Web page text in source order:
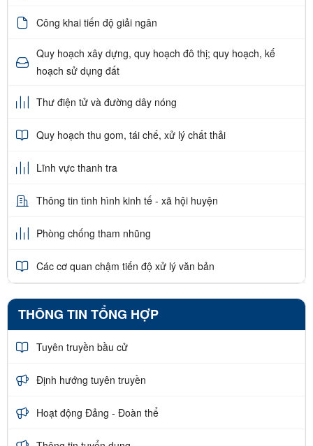
Công khai tiến độ giải ngân
Quy hoạch xây dựng, quy hoạch đô thị; quy hoạch, kế
hoạch sử dụng đất
Thư điện tử và đường dây nóng
Quy hoạch thu gom, tái chế, xử lý chất thải
Lĩnh vực thanh tra
Thông tin tình hình kinh tế - xã hội huyện
Phòng chống tham nhũng
Các cơ quan chậm tiến độ xử lý văn bản
THÔNG TIN TỔNG HỢP
Tuyên truyền bầu cử
Định hướng tuyên truyền
Hoạt động Đảng - Đoàn thể